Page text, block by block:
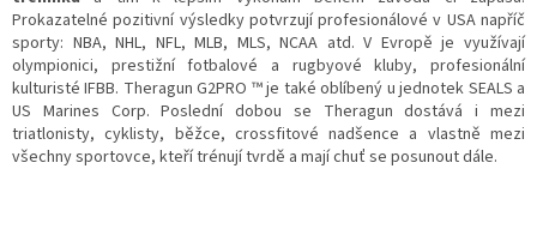
Prokazatelné pozitivní výsledky potvrzují profesionálové v USA napříč
sporty: NBA, NHL, NFL, MLB, MLS, NCAA atd. V Evropě je využívají
olympionici, prestižní fotbalové a rugbyové kluby, profesionální
kulturisté IFBB. Theragun G2PRO ™ je také oblíbený u jednotek SEALS a
US Marines Corp. Poslední dobou se Theragun dostává i mezi
triatlonisty, cyklisty, běžce, crossfitové nadšence a vlastně mezi
všechny sportovce, kteří trénují tvrdě a mají chuť se posunout dále.